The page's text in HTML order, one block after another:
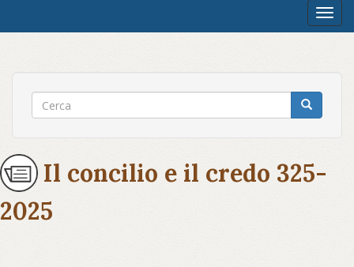
Il concilio e il credo 325-
2025